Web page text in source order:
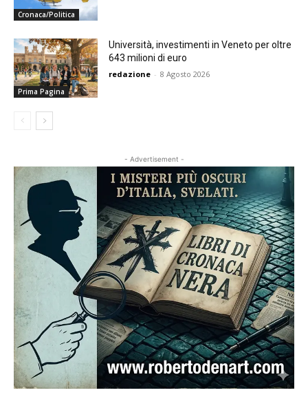
Cronaca/Politica
Prima Pagina
Università, investimenti in Veneto per oltre
643 milioni di euro
redazione - 8 Agosto 2026
- Advertisement -